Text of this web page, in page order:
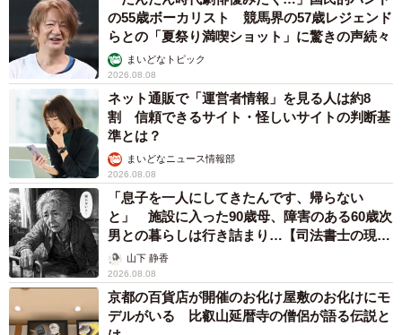
の55歳ボーカリスト 競馬界の57歳レジェンド
らとの「夏祭り満喫ショット」に驚きの声続々
まいどなトピック
2026.08.08
ネット通販で「運営者情報」を見る人は約8
割 信頼できるサイト・怪しいサイトの判断基
準とは？
まいどなニュース情報部
2026.08.08
「息子を一人にしてきたんです、帰らない
と」 施設に入った90歳母、障害のある60歳次
男との暮らしは行き詰まり…【司法書士の現場
から】山下 静香
2026.08.08
京都の百貨店が開催のお化け屋敷のお化けにモ
デルがいる 比叡山延暦寺の僧侶が語る伝説と